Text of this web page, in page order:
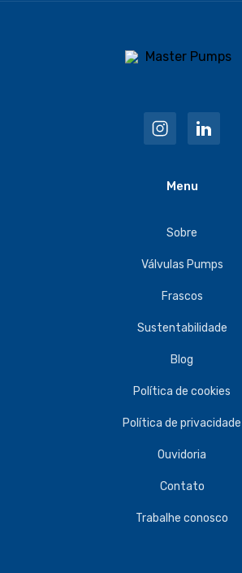
Menu
Sobre
Válvulas Pumps
Frascos
Sustentabilidade
Blog
Política de cookies
Política de privacidade
Ouvidoria
Contato
Trabalhe conosco